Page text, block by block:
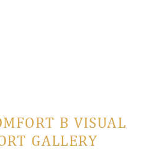
В VISUAL
GALLERY